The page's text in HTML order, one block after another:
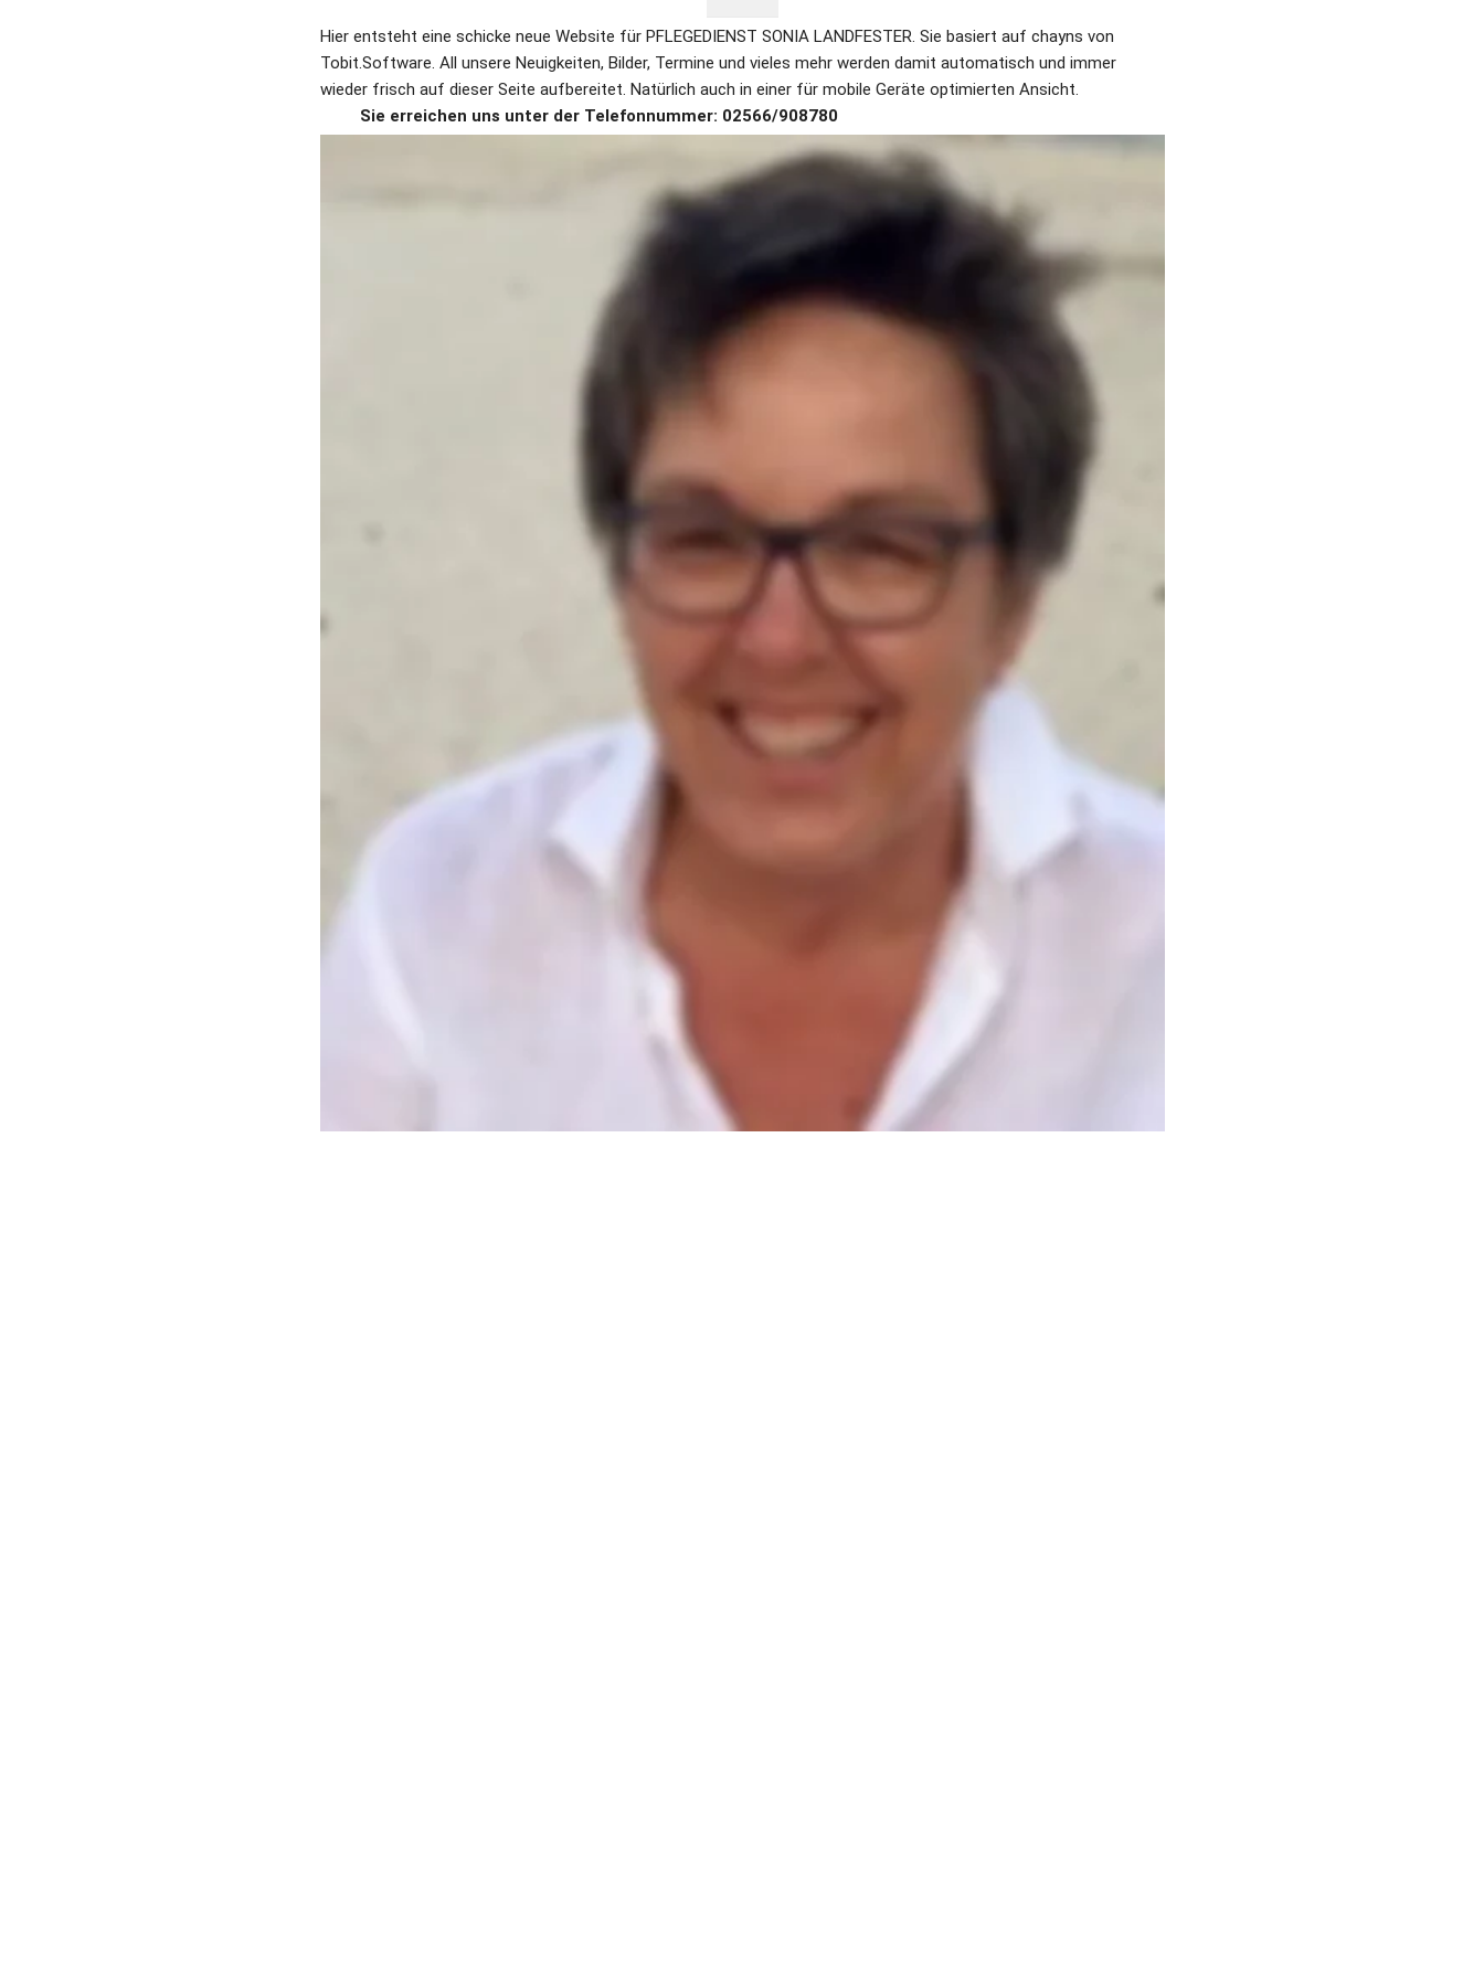
Hier entsteht eine schicke neue Website für PFLEGEDIENST SONIA LANDFESTER. Sie basiert auf chayns von
Tobit.Software. All unsere Neuigkeiten, Bilder, Termine und vieles mehr werden damit automatisch und immer
wieder frisch auf dieser Seite aufbereitet. Natürlich auch in einer für mobile Geräte optimierten Ansicht.
Sie erreichen uns unter der Telefonnummer: 02566/908780
Geschäftsführerin und Trägerin der Einrichtung: Sonia Landfester